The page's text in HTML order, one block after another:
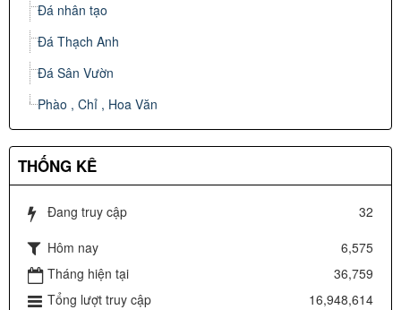
Đá nhân tạo
Đá Thạch Anh
Đá Sân Vườn
Phào , Chỉ , Hoa Văn
THỐNG KÊ
Đang truy cập
32
Hôm nay
6,575
Tháng hiện tại
36,759
Tổng lượt truy cập
16,948,614